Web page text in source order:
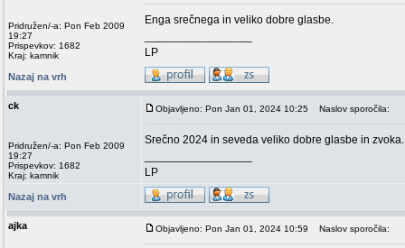
Pridružen/-a: Pon Feb 2009
19:27
Prispevkov: 1682
Kraj: kamnik
Enga srečnega in veliko dobre glasbe.
LP
Nazaj na vrh
ck
Pridružen/-a: Pon Feb 2009
19:27
Prispevkov: 1682
Kraj: kamnik
Objavljeno: Pon Jan 01, 2024 10:25 Naslov sporočila:
Srečno 2024 in seveda veliko dobre glasbe in zvoka.
LP
Nazaj na vrh
ajka Objavljeno: Pon Jan 01, 2024 10:59 Naslov sporočila: